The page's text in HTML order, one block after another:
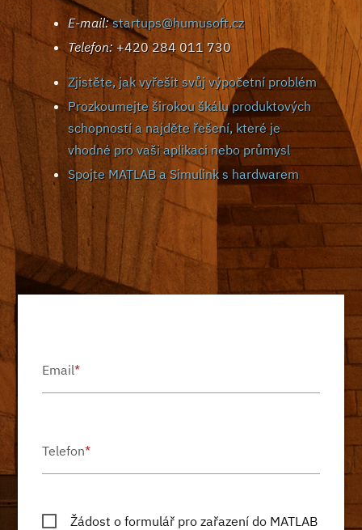
E-mail: startups@humusoft.cz
Telefon:+420 284 011 730
Zjistěte, jak vyřešit svůj výpočetní problém
Prozkoumejte širokou škálu produktových
schopností a najděte řešení, které je
vhodné pro vaši aplikaci nebo průmysl
Spojte MATLAB a Simulink s hardwarem
Email*
Telefon*
Žádost o formulář pro zařazení do MATLAB